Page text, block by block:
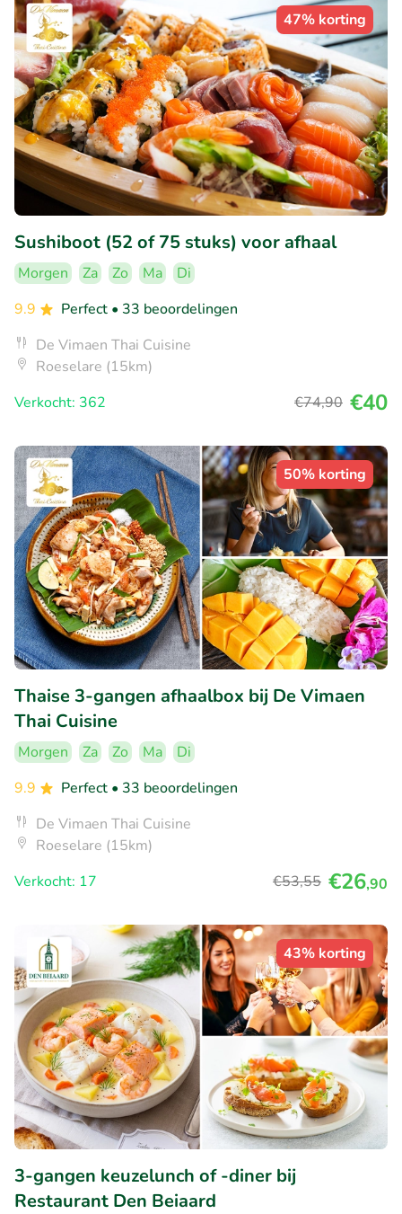
47% korting
Sushiboot (52 of 75 stuks) voor afhaal
Morgen Za Zo Ma
Di
9.9
Perfect • 33 beoordelingen
De Vimaen Thai Cuisine
Roeselare (15km)
Verkocht: 362
€74,90 €40
50% korting
Thaise 3-gangen afhaalbox bij De Vimaen
Thai Cuisine
Morgen Za Zo Ma
Di
9.9
Perfect • 33 beoordelingen
De Vimaen Thai Cuisine
Roeselare (15km)
Verkocht: 17
€53,55 €26,90
43% korting
3-gangen keuzelunch of -diner bij
Restaurant Den Beiaard